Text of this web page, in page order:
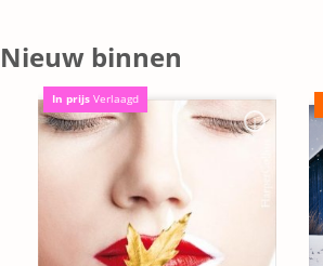
Nieuw binnen
In prijs Verlaagd